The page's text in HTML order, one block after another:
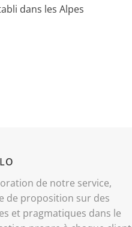
dans les Alpes
de notre service,
de proposition sur des
et pragmatiques dans le